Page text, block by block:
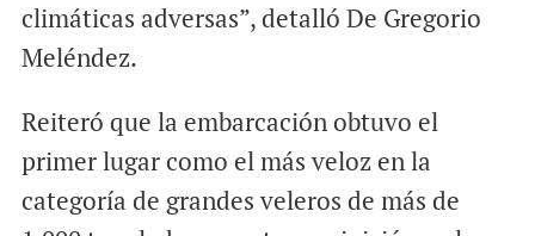
climáticas adversas”, detalló De Gregorio
Meléndez.
Reiteró que la embarcación obtuvo el
primer lugar como el más veloz en la
categoría de grandes veleros de más de